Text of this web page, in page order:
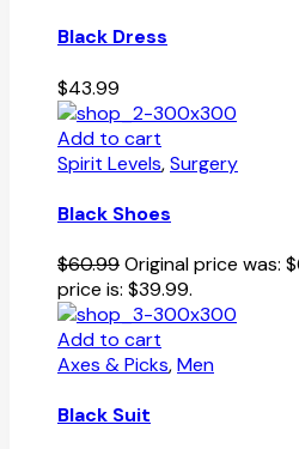
Black Dress
$43.99
Add to cart
Spirit Levels,Surgery
Black Shoes
$60.99Original price was:
price is: $39.99.
Add to cart
Axes & Picks,Men
Black Suit